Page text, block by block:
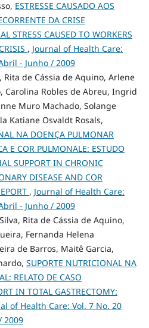
ESTRESSE CAUSADO AOS
DA CRISE
STRESS CAUSED TO WORKERS
, Journal of Health Care:
- Junho / 2009
Rita de Cássia de Aquino, Arlene
Carolina Robles de Abreu, Ingrid
Muro Machado, Solange
Katiane Osvaldt Rosals,
NA DOENÇA PULMONAR
E COR PULMONALE: ESTUDO
SUPPORT IN CHRONIC
DISEASE AND COR
, Journal of Health Care:
- Junho / 2009
Rita de Cássia de Aquino,
Fernanda Helena
de Barros, Maitê Garcia,
SUPORTE NUTRICIONAL NA
RELATO DE CASO
IN TOTAL GASTRECTOMY:
of Health Care: Vol. 7 No. 20
2009